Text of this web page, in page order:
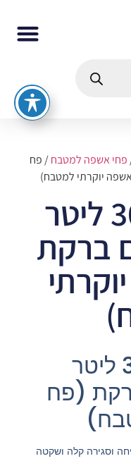
פחי אשפה למטבח/ פח
פח דוושה 30 ליטר
ברקת
פח דוושה 30 ליטר
(פח
וסגירה קלה ושקטה